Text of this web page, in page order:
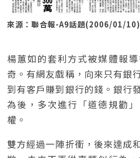
來源：聯合報-A9話題(2006/01/10)
楊蕙如的套利方式被媒體報
奇。有網友戲稱，向來只有銀
到有客戶賺到銀行的錢。銀行
為後，多次進行「道德規勸
權。
雙方經過一陣折衝，後來達成